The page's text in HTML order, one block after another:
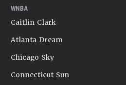
WNBA
Caitlin Clark
Atlanta Dream
Chicago Sky
Connecticut Sun